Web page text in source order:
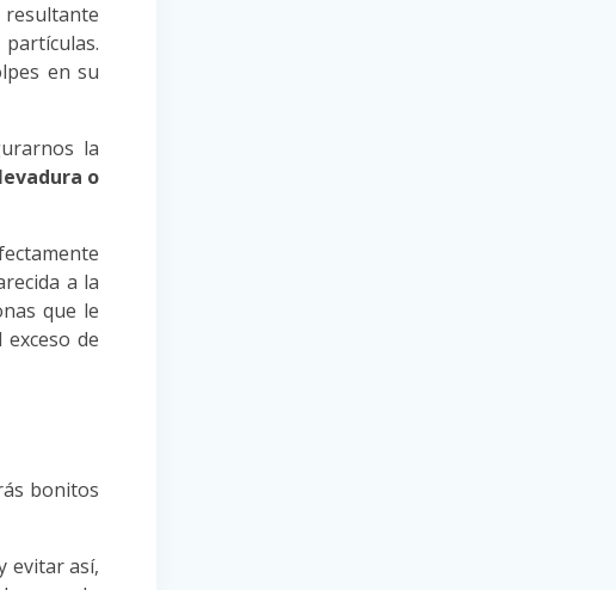
en su
la
o
a la
que le
de
bonitos
evitar así,